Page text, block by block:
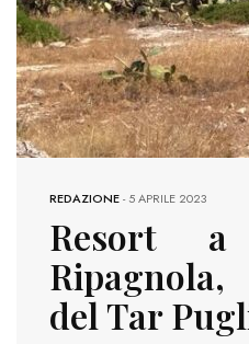
REDAZIONE-5 APRILE 2023
Resort a
Ripagnola,
del Tar